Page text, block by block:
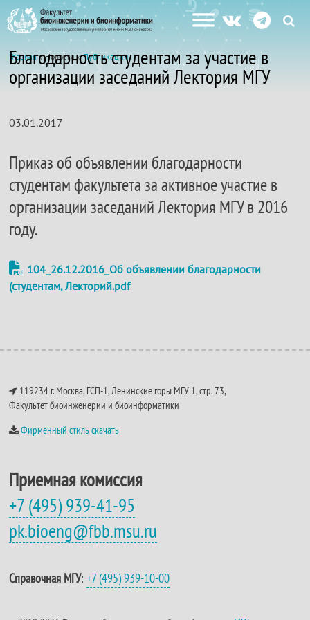
Главная» Новости »Публикации
Благодарность студентам за участие в
организации заседаний Лектория МГУ
03.01.2017
Приказ об объявлении благодарности
студентам факультета за активное участие в
организации заседаний Лектория МГУ в 2016
году.
104_26.12.2016_Об объявлении благодарности
(студентам, Лекторий.pdf
119234 г. Москва, ГСП-1, Ленинские горы МГУ 1, стр. 73,
Факультет биоинженерии и биоинформатики
Фирменный стиль скачать
Приемная комиссия
+7 (495) 939-41-95
pk.bioeng@fbb.msu.ru
Справочная МГУ:+7 (495) 939-10-00